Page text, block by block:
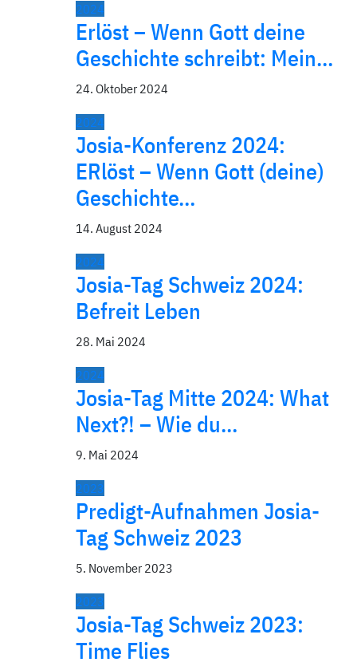
2024
Erlöst – Wenn Gott deine
Geschichte schreibt: Mein…
24. Oktober 2024
2024
Josia-Konferenz 2024:
ERlöst – Wenn Gott (deine)
Geschichte…
14. August 2024
2024
Josia-Tag Schweiz 2024:
Befreit Leben
28. Mai 2024
2024
Josia-Tag Mitte 2024: What
Next?! – Wie du…
9. Mai 2024
2023
Predigt-Aufnahmen Josia-
Tag Schweiz 2023
5. November 2023
2023
Josia-Tag Schweiz 2023:
Time Flies